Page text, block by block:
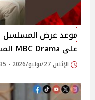
موعد عرض المسلسل
على MBC Drama المشفرة
الإثنين 27/يوليو/2026 - 07:35 م